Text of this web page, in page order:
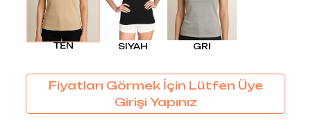
TEN SIYAH GRI
Fiyatları Görmek İçin Lütfen Üye
Girişi Yapınız